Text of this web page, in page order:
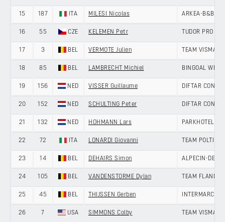
15 187 ITA MILESI Nicolas ARKEA-B&B
16 55 CZE KELEMEN Petr TUDOR PRO
17 3 BEL VERMOTE Julien TEAM VISMA |
18 85 BEL LAMBRECHT Michiel BINGOAL WB
19 156 NED VISSER Guillaume DIFTAR
20 152 NED SCHULTING Peter DIFTAR
21 132 NED HOHMANN Lars PARKHOTEL
22 72 ITA LONARDI Giovanni TEAM POLTI
23 14 BEL DEHAIRS Simon ALPECIN-
24 105 BEL VANDENSTORME Dylan TEAM
25 45 BEL THIJSSEN Gerben INTERMARCHÉ
26 7 USA SIMMONS Colby TEAM VISMA |